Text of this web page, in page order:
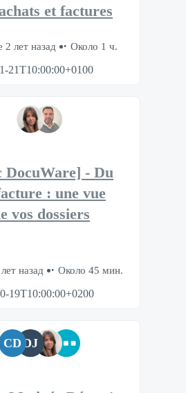
et factures
2 лет назад
Около 1 ч.
21T10:00:00+0100
DocuWare] - Du
: une vue
vos dossiers
назад
Около 45 мин.
19T10:00:00+0200
CD DJ